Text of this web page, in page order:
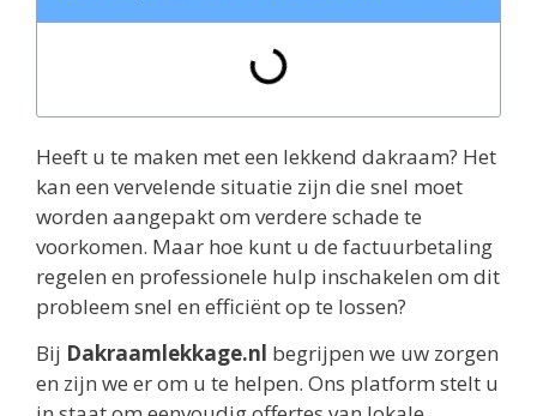
Heeft u te maken met een lekkend dakraam? Het
kan een vervelende situatie zijn die snel moet
worden aangepakt om verdere schade te
voorkomen. Maar hoe kunt u de factuurbetaling
regelen en professionele hulp inschakelen om dit
probleem snel en efficiënt op te lossen?
Bij Dakraamlekkage.nl begrijpen we uw zorgen
en zijn we er om u te helpen. Ons platform stelt u